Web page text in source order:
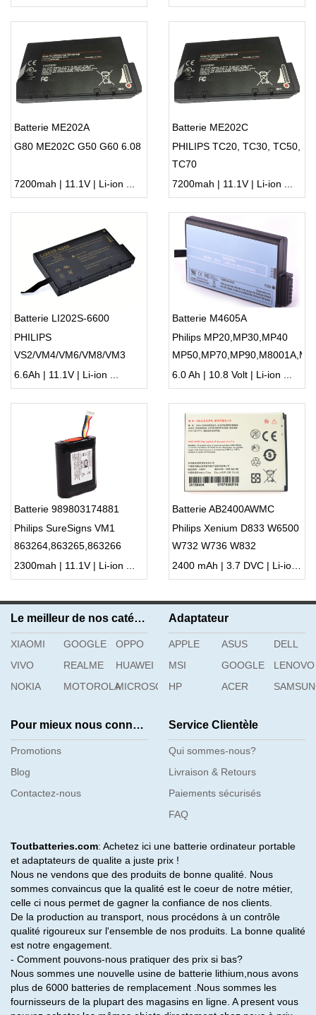
Batterie ME202A
G80 ME202C G50 G60 6.08
7200mah | 11.1V | Li-ion ...
Batterie ME202C
PHILIPS TC20, TC30, TC50,
TC70
7200mah | 11.1V | Li-ion ...
Batterie LI202S-6600
PHILIPS
VS2/VM4/VM6/VM8/VM3
VS3 V24E
6.6Ah | 11.1V | Li-ion ...
Batterie M4605A
Philips MP20,MP30,MP40
6.0 Ah | 10.8 Volt | Li-ion ...
Batterie 989803174881
Philips SureSigns VM1
863264,863265,863266
2300mah | 11.1V | Li-ion ...
Batterie AB2400AWMC
Philips Xenium D833 W6500
W732 W736 W832
2400 mAh | 3.7 DVC | Li-ion ...
Le meilleur de nos catégories
XIAOMI GOOGLE
OPPO
VIVO
REALME
HUAWEI
NOKIA
MOTOROLAMICROSOFT
Adaptateur
APPLE ASUS
DELL
MSI
GOOGLE
LENOVO
HP
ACER
Pour mieux nous connaître
Promotions
Blog
Contactez-nous
Service Clientèle
Qui sommes-nous?
Livraison & Retours
Paiements sécurisés
FAQ
Toutbatteries.com: Achetez ici une batterie ordinateur portable
et adaptateurs de qualite a juste prix !
Nous ne vendons que des produits de bonne qualité. Nous
sommes convaincus que la qualité est le coeur de notre métier,
celle ci nous permet de gagner la confiance de nos clients.
De la production au transport, nous procédons à un contrôle
qualité rigoureux sur l'ensemble de nos produits. La bonne qualité
est notre engagement.
- Comment pouvons-nous pratiquer des prix si bas?
Nous sommes une nouvelle usine de batterie lithium,nous avons
plus de 6000 batteries de remplacement .Nous sommes les
fournisseurs de la plupart des magasins en ligne. A present vous